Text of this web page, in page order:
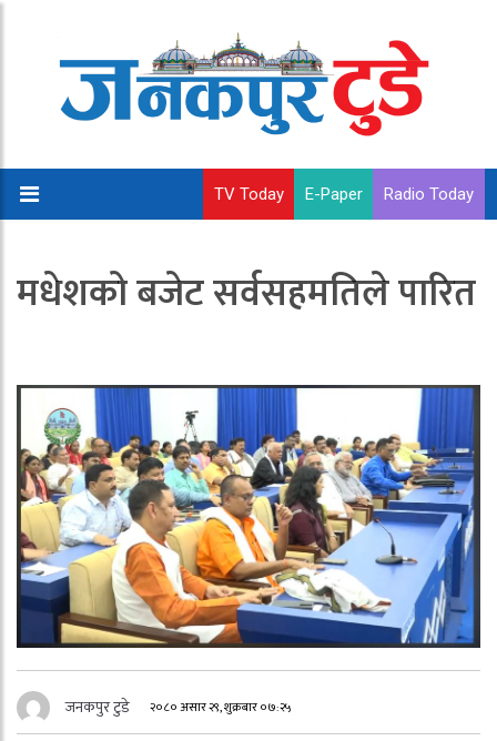
TV Today E-Paper Radio Today
मधेशको बजेट सर्वसहमतिले पारित
जनकपुर टुडे २०८० असार २९, शुक्रबार ०७:२५